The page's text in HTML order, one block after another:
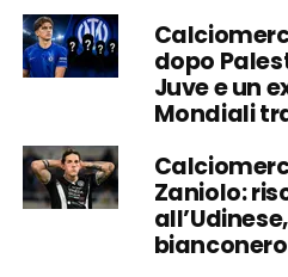
dopo
Juve e un
Mondiali
Zaniolo: